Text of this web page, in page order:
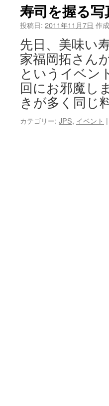
ツ
へ
ス
キ
ッ
寿司を握る写
投稿日: 2011年11月7日 作
先日、美味い
家福岡拓さん
というイベン
回にお邪魔し
きが多く同じ
カテゴリー: JPS, イベント |